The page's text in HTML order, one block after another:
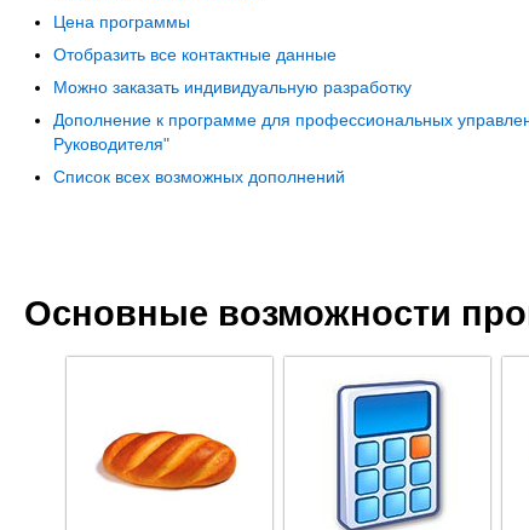
Цена программы
Отобразить все контактные данные
Можно заказать индивидуальную разработку
Дополнение к программе для профессиональных
Руководителя"
Список всех возможных дополнений
Основные возможности